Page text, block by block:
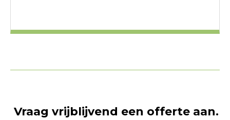
Vraag vrijblijvend een offerte aan.